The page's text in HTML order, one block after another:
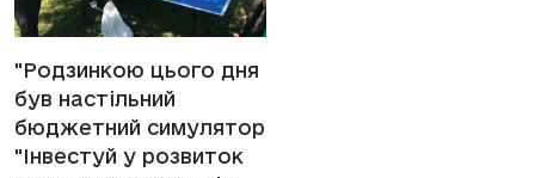
"Родзинкою цього дня
був настільний
бюджетний симулятор
"Інвестуй у розвиток